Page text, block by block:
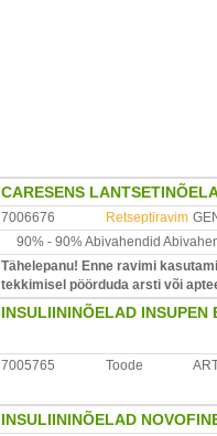
CARESENS
7006676 Retseptiravim
90% - 90% Abivahendid
Tähelepanu! Enne ravimi
tekkimisel pöörduda arsti või
INSULIININÕELAD
7005765 Toode
INSULIININÕELAD